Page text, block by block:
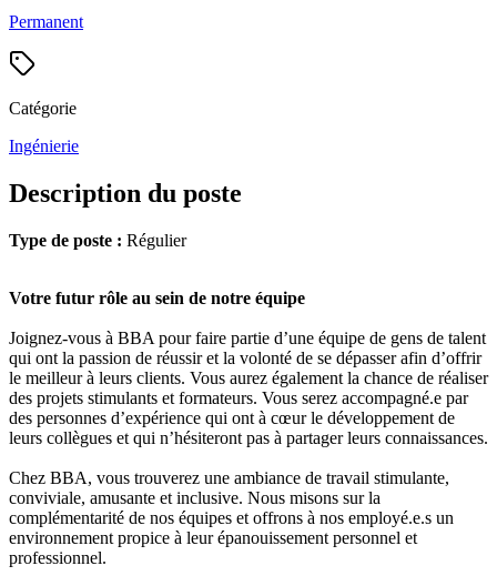
Permanent
Catégorie
Ingénierie
Description du poste
Type de poste : Régulier
Votre futur rôle au sein de notre équipe
Joignez-vous à BBA pour faire partie d’une équipe de gens de talent
qui ont la passion de réussir et la volonté de se dépasser afin d’offrir
le meilleur à leurs clients. Vous aurez également la chance de réaliser
des projets stimulants et formateurs. Vous serez accompagné.e par
des personnes d’expérience qui ont à cœur le développement de
leurs collègues et qui n’hésiteront pas à partager leurs connaissances.
Chez BBA, vous trouverez une ambiance de travail stimulante,
conviviale, amusante et inclusive. Nous misons sur la
complémentarité de nos équipes et offrons à nos employé.e.s un
environnement propice à leur épanouissement personnel et
professionnel.